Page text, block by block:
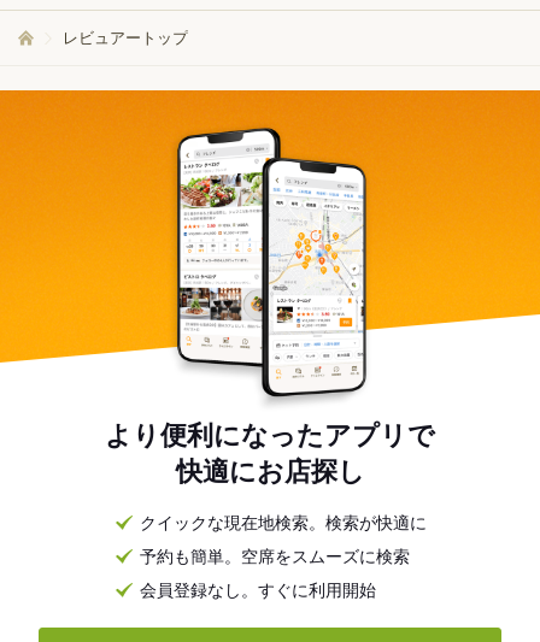
レビュアートップ
より便利になったアプリで
快適にお店探し
クイックな現在地検索。検索が快適に
予約も簡単。空席をスムーズに検索
会員登録なし。すぐに利用開始